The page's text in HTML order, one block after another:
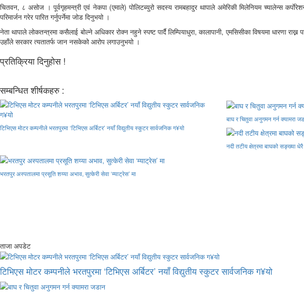
चितवन, ८ असोज । पूर्वगृहमन्त्री एवं नेकपा (एमाले) पोलिटब्युरो सदस्य रामबहादुर थापाले अमेरिकी मिलेनियम च्यालेन्स
परिमार्जन गरेर पारित गर्नुपर्नेमा जोड दिनुभयो ।
नेता थापाले लोकतन्त्रमा कसैलाई बोल्ने अधिकार रोक्न नहुने स्पष्ट पार्दै लिम्पियाधुरा, कालापानी, एमसिसीका विषयमा धारणा
उहाँले सरकार त्यतातर्फ जान नसकेको आरोप लगाउनुभयो ।
प्रतिक्रिया दिनुहोस !
सम्बन्धित शीर्षकहरु :
टिभिएस मोटर कम्पनीले भरतपुरमा ‘टिभिएस अर्बिटर’ नयाँ विद्युतीय स्कुटर सार्वजनिक ग¥यो
बाघ र चितुवा अनुगमन गर्न क्यामरा
नदी तटीय क्षेत्रमा बाघको सङ्ख्या धेरै
भरतपुर अस्पतालमा प्रसूति शय्या अभाव, सुत्केरी सेवा ‘म्याट्रेस’ मा
ताजा अपडेट
टिभिएस मोटर कम्पनीले भरतपुरमा ‘टिभिएस अर्बिटर’ नयाँ विद्युतीय स्कुटर सार्वजनिक ग¥यो